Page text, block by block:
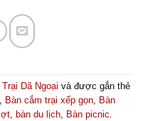
Dã Ngoại và được gắn thẻ
Bàn cắm trại xếp gọn, Bàn
, bàn du lịch, Bàn picnic.